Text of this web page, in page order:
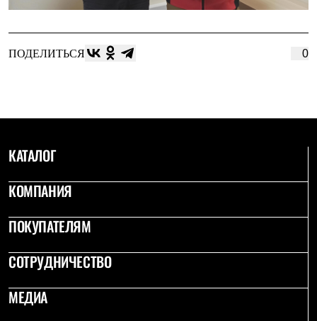
ПОДЕЛИТЬСЯ 0
КАТАЛОГ
КОМПАНИЯ
ПОКУПАТЕЛЯМ
СОТРУДНИЧЕСТВО
МЕДИА